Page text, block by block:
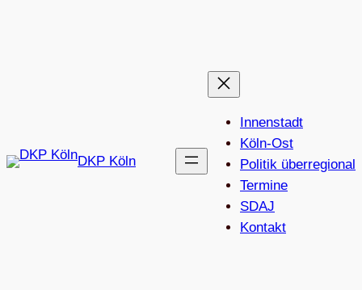
DKP Köln
Innenstadt
Köln-Ost
Politik überregional
Termine
SDAJ
Kon­takt